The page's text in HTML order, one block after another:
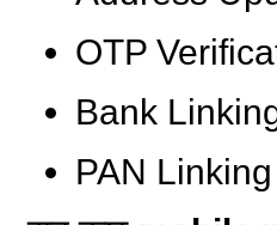
OTP
Bank
PAN Linking